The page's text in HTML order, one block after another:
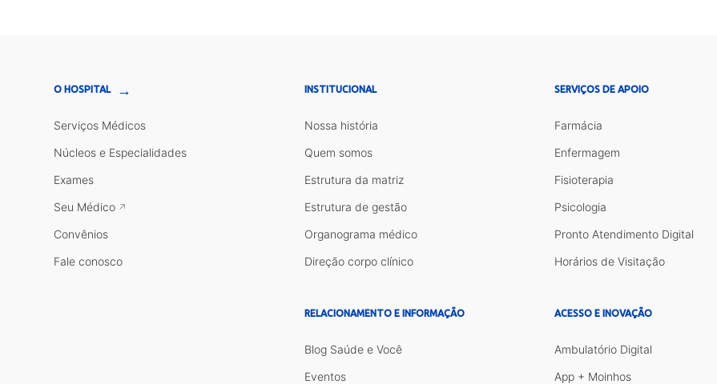
O HOSPITAL →
Serviços Médicos
Núcleos e Especialidades
Exames
Seu Médico
Convênios
Fale conosco
INSTITUCIONAL
Nossa história
Quem somos
Estrutura da matriz
Estrutura de gestão
Organograma médico
Direção corpo clínico
RELACIONAMENTO E INFORMAÇÃO
Blog Saúde e Você
Eventos
SERVIÇOS DE APOIO
Farmácia
Enfermagem
Fisioterapia
Psicologia
Pronto Atendimento Digital
Horários de Visitação
ACESSO E INOVAÇÃO
Ambulatório Digital
App + Moinhos